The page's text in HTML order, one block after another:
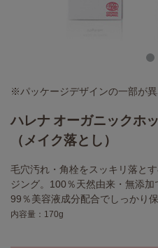
※パッケージデザインの一部が異
ハレナ オーガニックホ
（メイク落とし）
毛穴汚れ・角栓をスッキリ落と
ジング。100％天然由来・無添加
99％美容液成分配合でしっかり
内容量：170g